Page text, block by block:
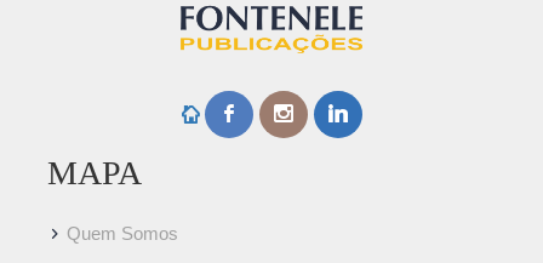
MAPA
Quem Somos